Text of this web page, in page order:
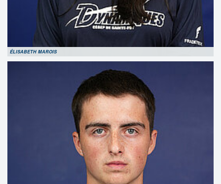
ÉLISABETH MAROIS